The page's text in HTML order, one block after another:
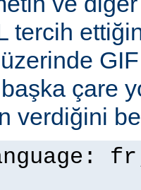
tercih
çare
verdiğini